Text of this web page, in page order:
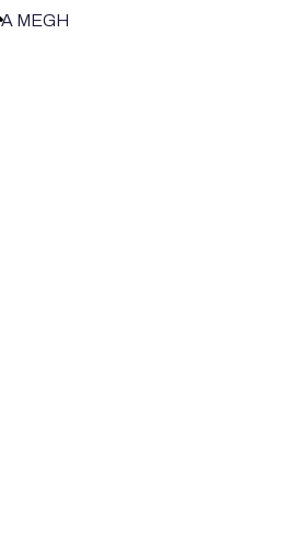
A MEGH